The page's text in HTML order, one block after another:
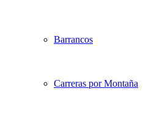
Barrancos
Carreras por Montaña